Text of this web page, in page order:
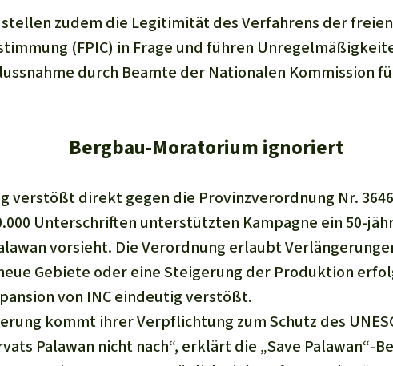
zudem die Legitimität des Verfahrens der
(FPIC) in Frage und führen
durch Beamte der Nationalen Kommission
Bergbau-Moratorium ignoriert
verstößt direkt gegen die Provinzverordnung Nr.
Unterschriften unterstützten Kampagne ein 50-
vorsieht. Die Verordnung erlaubt
Gebiete oder eine Steigerung der Produktion
von INC eindeutig verstößt.
kommt ihrer Verpflichtung zum Schutz des
Palawan nicht nach“, erklärt die „Save Palawan“-